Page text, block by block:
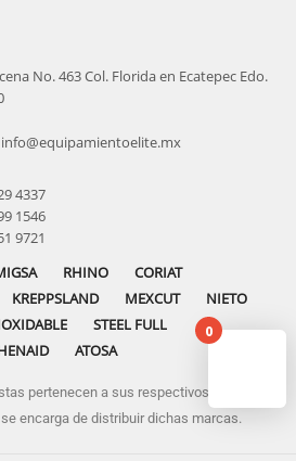
No. 463 Col. Florida en Ecatepec Edo.
4337
1546
9721
RHINO
CORIAT
KREPPSLAND MEXCUT
NIETO
STEEL FULL
ATOSA
pertenecen a sus respectivos dueños
encarga de distribuir dichas marcas.
0